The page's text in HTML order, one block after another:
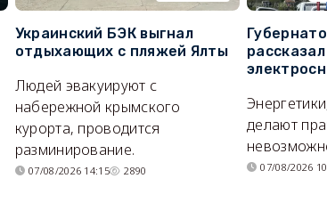
Украинский БЭК выгнал
отдыхающих с пляжей Ялты
Людей эвакуируют с
набережной крымского
курорта, проводится
разминирование.
07/08/2026 14:15 2890
делают
07/08/2026